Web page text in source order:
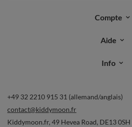
Compte
Aide
Info
+49 32 2210 915 31 (allemand/anglais)
contact@kiddymoon.fr
Kiddymoon.fr, 49 Hevea Road, DE13 0SH